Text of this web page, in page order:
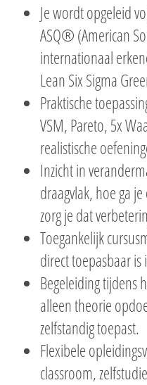
Je wordt opgeleid
ASQ® (American
internationaal
Lean Six Sigma
Praktische
VSM, Pareto, 5x
realistische
Inzicht in
draagvlak, hoe ga
zorg je dat
Toegankelijk
direct toepasbaar
Begeleiding tijdens
alleen theorie
zelfstandig toepast.
Flexibele
classroom,